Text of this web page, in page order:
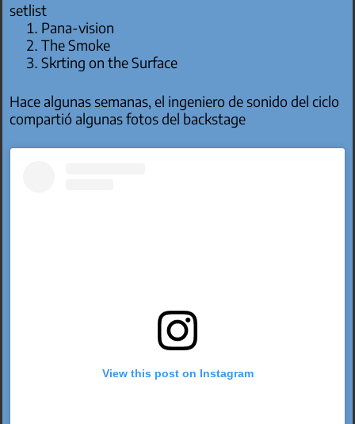
setlist
Pana-vision
The Smoke
Skrting on the Surface
Hace algunas semanas, el ingeniero de sonido del ciclo
compartió algunas fotos del backstage
View this post on Instagram